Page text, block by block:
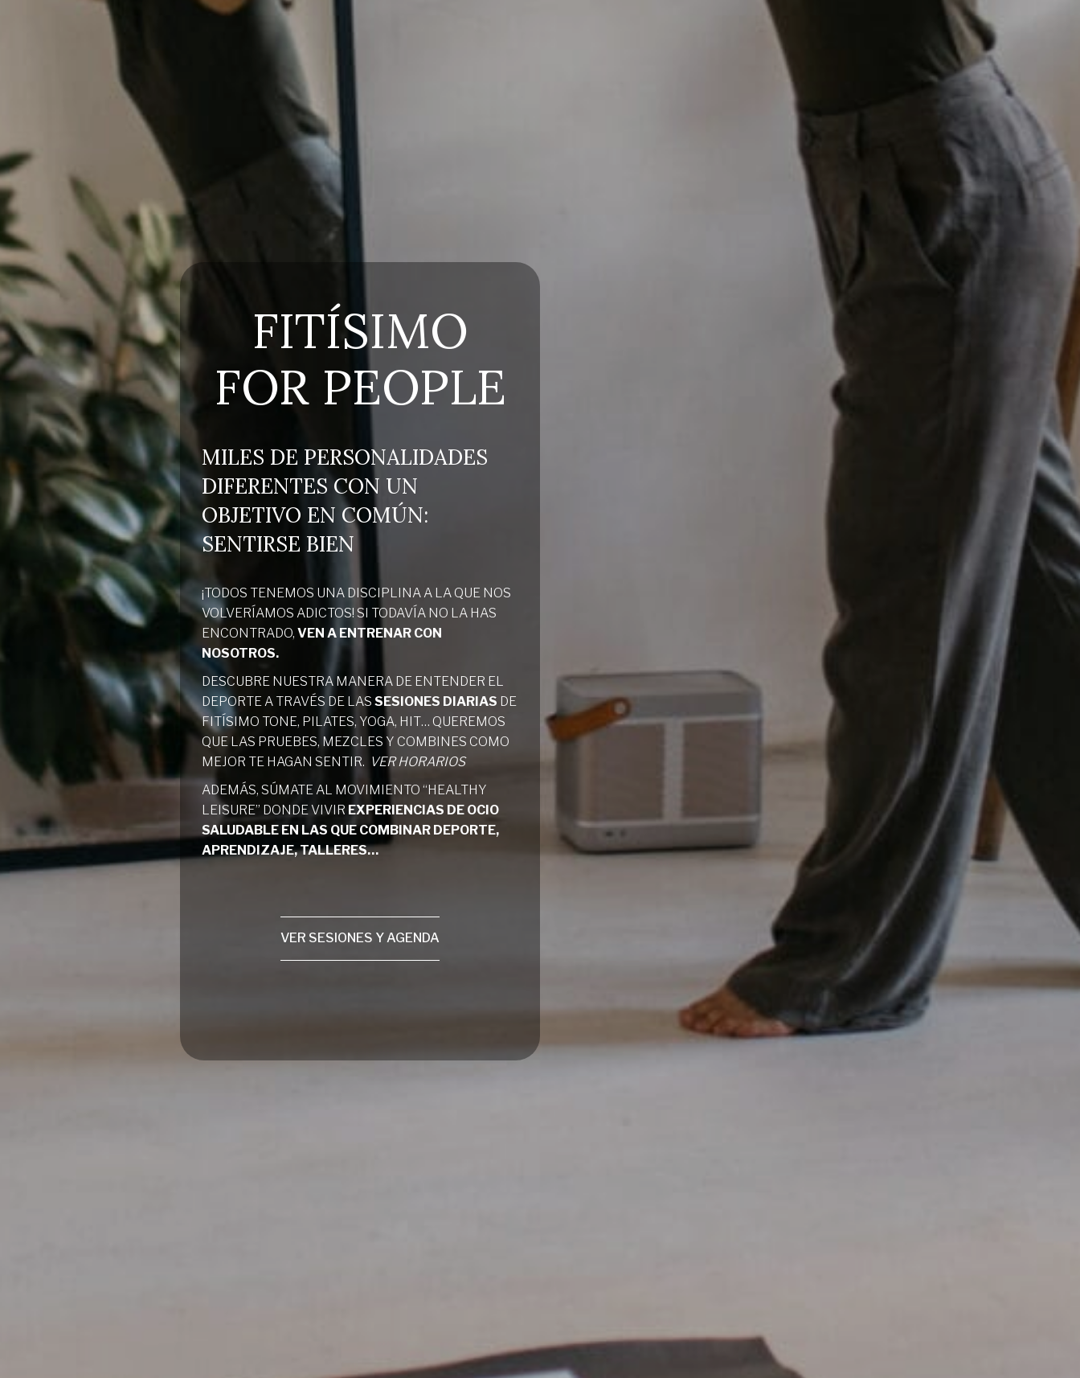
FITÍSIMO
FOR PEOPLE
MILES DE PERSONALIDADES
DIFERENTES CON UN
OBJETIVO EN COMÚN:
SENTIRSE BIEN
¡TODOS TENEMOS UNA DISCIPLINA A LA QUE NOS
VOLVERÍAMOS ADICTOS! SI TODAVÍA NO LA HAS
ENCONTRADO, VEN A ENTRENAR CON
NOSOTROS.
DESCUBRE NUESTRA MANERA DE ENTENDER EL
DEPORTE A TRAVÉS DE LAS SESIONES DIARIAS DE
FITÍSIMO TONE, PILATES, YOGA, HIT… QUEREMOS
QUE LAS PRUEBES, MEZCLES Y COMBINES COMO
MEJOR TE HAGAN SENTIR. VER HORARIOS
ADEMÁS, SÚMATE AL MOVIMIENTO “HEALTHY
LEISURE” DONDE VIVIR EXPERIENCIAS DE OCIO
SALUDABLE EN LAS QUE COMBINAR DEPORTE,
APRENDIZAJE, TALLERES…
VER SESIONES Y AGENDA